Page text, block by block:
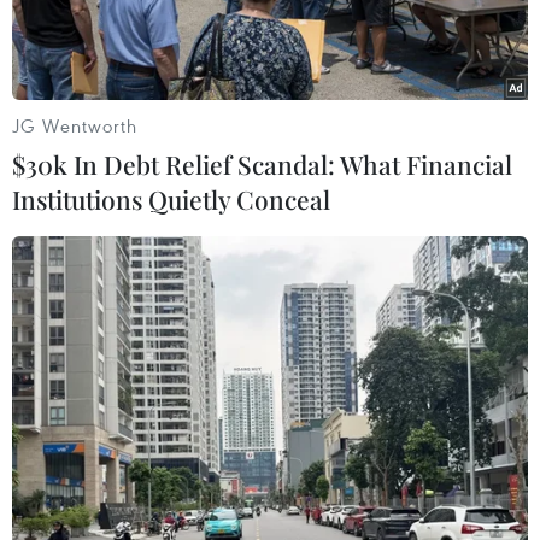
Hội nghị thượng đỉnh BRICS ở Rio de Janeiro, Brazil ngày
6/7/2025. (Ảnh: ANI/TTXVN)
Ngày 7/7, các quốc gia thuộc nhóm BRICS đã
chính thức ra mắt "Liên minh xóa bỏ các bệnh
liên quan đến yếu tố xã hội" trong khuôn khổ
Hội nghị Thượng đỉnh BRICS 2025 tổ chức tại
JG Wentworth
$30k In Debt Relief Scandal: What Financial
Institutions Quietly Conceal